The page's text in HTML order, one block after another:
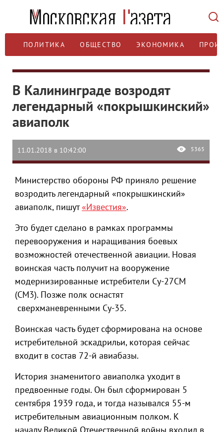
ПОЛИТИКА ОБЩЕСТВО ЭКОНОМИКА
В Калининграде возродят
легендарный «покрышкинский»
авиаполк
11.01.2018 в 10:42:00 5365
Министерство обороны РФ приняло решение
возродить легендарный «покрышкинский»
авиаполк, пишут«Известия».
Это будет сделано в рамках программы
перевооружения и наращивания боевых
возможностей отечественной авиации. Новая
воинская часть получит на вооружение
модернизированные истребители Су-27СМ
(СМ3). Позже полк оснастят
сверхманевренными Су-35.
Воинская часть будет сформирована на основе
истребительной эскадрильи, которая сейчас
входит в состав 72-й авиабазы.
История знаменитого авиаполка уходит в
предвоенные годы. Он был сформирован 5
сентября 1939 года, и тогда назывался 55-м
истребительным авиационным полком. К